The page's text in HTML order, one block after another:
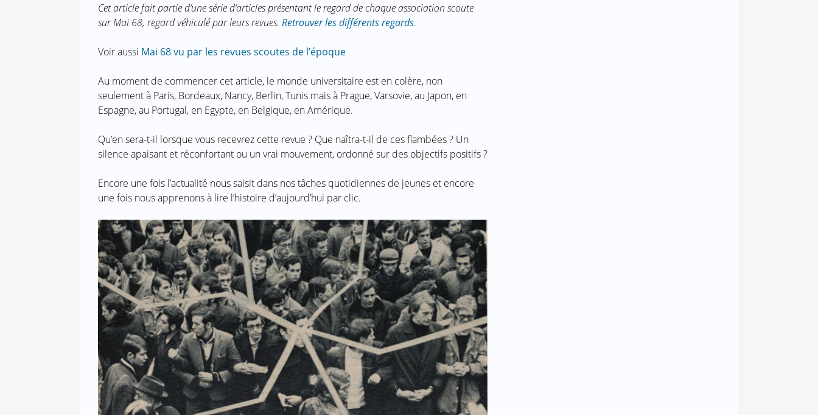
Cet article fait partie d’une série d’articles présentant le regard de chaque association scoute
sur Mai 68, regard véhiculé par leurs revues. Retrouver les différents regards.
Voir aussi Mai 68 vu par les revues scoutes de l’époque
Au moment de commencer cet article, le monde universitaire est en colère, non
seulement à Paris, Bordeaux, Nancy, Berlin, Tunis mais à Prague, Varsovie, au Japon, en
Espagne, au Portugal, en Egypte, en Belgique, en Amérique.
Qu’en sera-t-il lorsque vous recevrez cette revue ? Que naîtra-t-il de ces flambées ? Un
silence apaisant et réconfortant ou un vrai mouvement, ordonné sur des objectifs positifs ?
Encore une fois l’actualité nous saisit dans nos tâches quotidiennes de jeunes et encore
une fois nous apprenons à lire l’histoire d’aujourd’hui par clic.